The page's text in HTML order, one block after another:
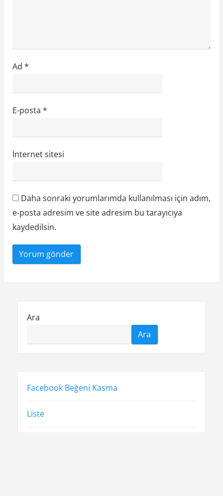
Ad *
E-posta *
İnternet sitesi
Daha sonraki yorumlarımda kullanılması için adım,
e-posta adresim ve site adresim bu tarayıcıya
kaydedilsin.
Ara
Ara
Facebook Beğeni Kasma
Liste